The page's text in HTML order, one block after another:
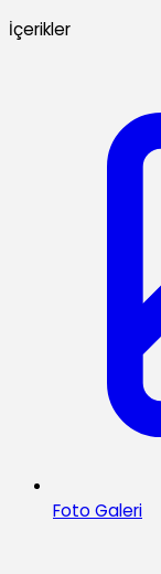
İçerikler
Foto Galeri